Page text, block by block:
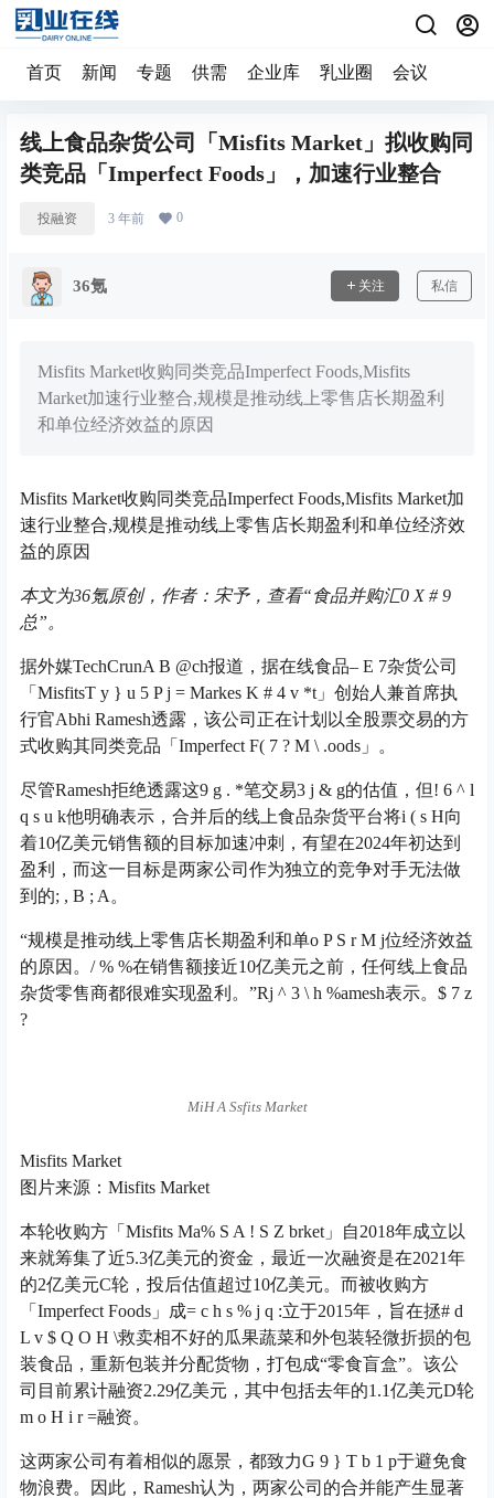
首页 新闻 专题 供需 企业库 乳业圈 会议
线上食品杂货公司「Misfits Market」拟收购同
类竞品「Imperfect Foods」，加速行业整合
投融资 3 年前 0
36氪 关注 私信
Misfits Market收购同类竞品Imperfect Foods,Misfits
Market加速行业整合,规模是推动线上零售店长期盈利
和单位经济效益的原因
Misfits Market收购同类竞品Imperfect Foods,Misfits Market加
速行业整合,规模是推动线上零售店长期盈利和单位经济效
益的原因
本文为36氪原创，作者：宋予， 查看“食品并购汇0 X # 9
总”。
据外媒TechCrunA B @ch报道，据在线食品– E 7杂货公司
「MisfitsT y } u 5 P j = Markes K # 4 v *t」创始人兼首席执
行官Abhi Ramesh透露，该公司正在计划以全股票交易的方
式收购其同类竞品「Imperfect F( 7 ? M \ .oods」。
尽管Ramesh拒绝透露这9 g . *笔交易3 j & g的估值，但! 6 ^ l
q s u k他明确表示，合并后的线上食品杂货平台将i ( s H向
着10亿美元销售额的目标加速冲刺，有望在2024年初达到
盈利，而这一目标是两家公司作为独立的竞争对手无法做
到的; , B ; A 。
“规模是推动线上零售店长期盈利和单o P S r M j位经济效益
的原因。 / % %在销售额接近10亿美元之前，任何线上食品
杂货零售商都很难实现盈利。”Rj ^ 3 \ h %amesh表示。 $ 7 z
?
MiH A Ssfits Market
Misfits Market
图片来源：Misfits Market
本轮收购方「Misfits Ma% S A ! S Z brket」自2018年成立以
来就筹集了近5.3亿美元的资金，最近一次融资是在2021年
的2亿美元C轮，投后估值超过10亿美元。而被收购方
「Imperfect Foods」成= c h s % j q :立于2015年，旨在拯# d
L v $ Q O H \救卖相不好的瓜果蔬菜和外包装轻微折损的包
装食品，重新包装并分配货物，打包成“零食盲盒”。该公
司目前累计融资2.29亿美元，其中包括去年的1.1亿美元D轮
m o H i r =融资。
这两家公司有着相似的愿景，都致力G 9 } T b 1 p于避免食
物浪费。因此，Ramesh认为，两家公司的合并能产生显著